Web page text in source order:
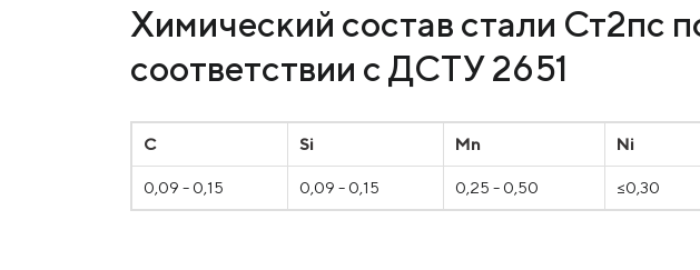
Химический состав стали Ст2пс
соответствии с ДСТУ 2651
C Si Mn Ni
0,09 - 0,15 0,09 - 0,15 0,25 - 0,50 ≤0,30